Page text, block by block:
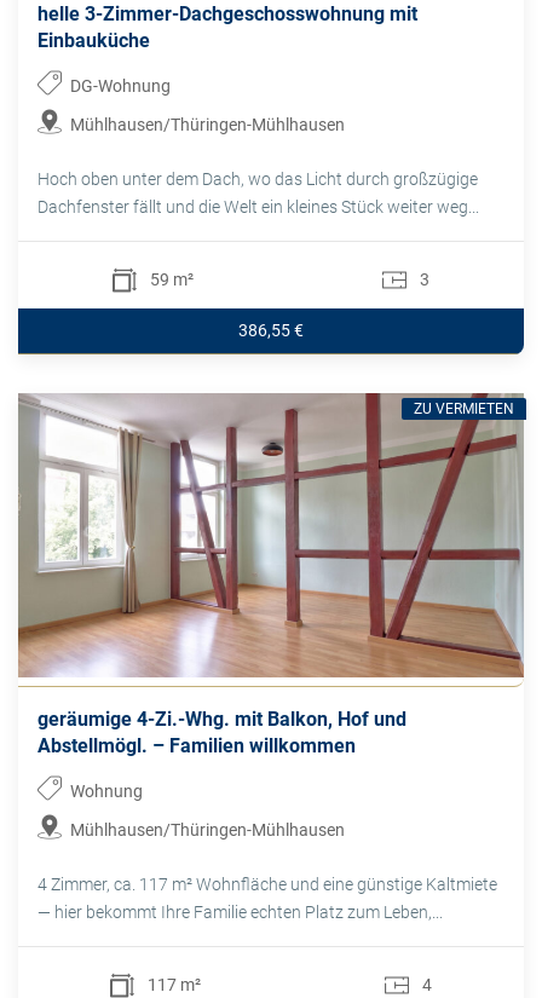
helle 3-Zimmer-Dachgeschosswohnung mit
Einbauküche
DG-Wohnung
Mühlhausen/Thüringen-Mühlhausen
Hoch oben unter dem Dach, wo das Licht durch großzügige
Dachfenster fällt und die Welt ein kleines Stück weiter weg...
59 m² 3
386,55 €
geräumige 4-Zi.-Whg. mit Balkon, Hof und
Abstellmögl. – Familien willkommen
Wohnung
Mühlhausen/Thüringen-Mühlhausen
4 Zimmer, ca. 117 m² Wohnfläche und eine günstige Kaltmiete
— hier bekommt Ihre Familie echten Platz zum Leben,...
117 m² 4
ZU VERMIETEN